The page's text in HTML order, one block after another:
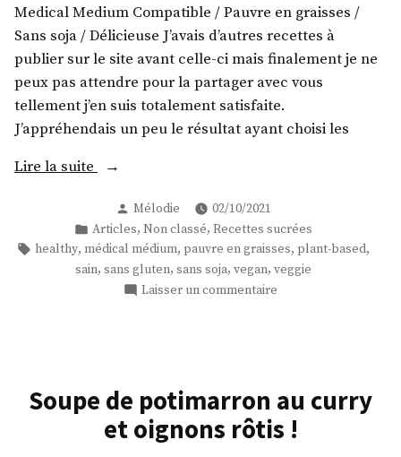
Medical Medium Compatible / Pauvre en graisses /
Sans soja / Délicieuse J’avais d’autres recettes à
publier sur le site avant celle-ci mais finalement je ne
peux pas attendre pour la partager avec vous
tellement j’en suis totalement satisfaite.
J’appréhendais un peu le résultat ayant choisi les
Lire la suite
« Des
l’orange
et
sans
Publié
par
Mélodie
02/10/2021
Publié
dans
Articles, Non classé, Recettes sucrées
Étiquettes :
healthy, médical médium, pauvre en graisses, plant-based,
sain, sans gluten, sans soja, vegan, veggie
Laisser un commentaire
au
sirop
Soupe de potimarron au curry
et oignons rôtis !